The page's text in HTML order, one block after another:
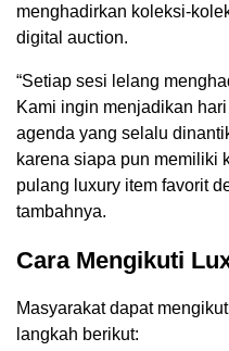
menghadirkan koleksi-
digital auction.
“Setiap sesi lelang
Kami ingin menjadikan
agenda yang selalu
karena siapa pun memiliki
pulang luxury item favorit
tambahnya.
Cara Mengikuti
Masyarakat dapat
langkah berikut: